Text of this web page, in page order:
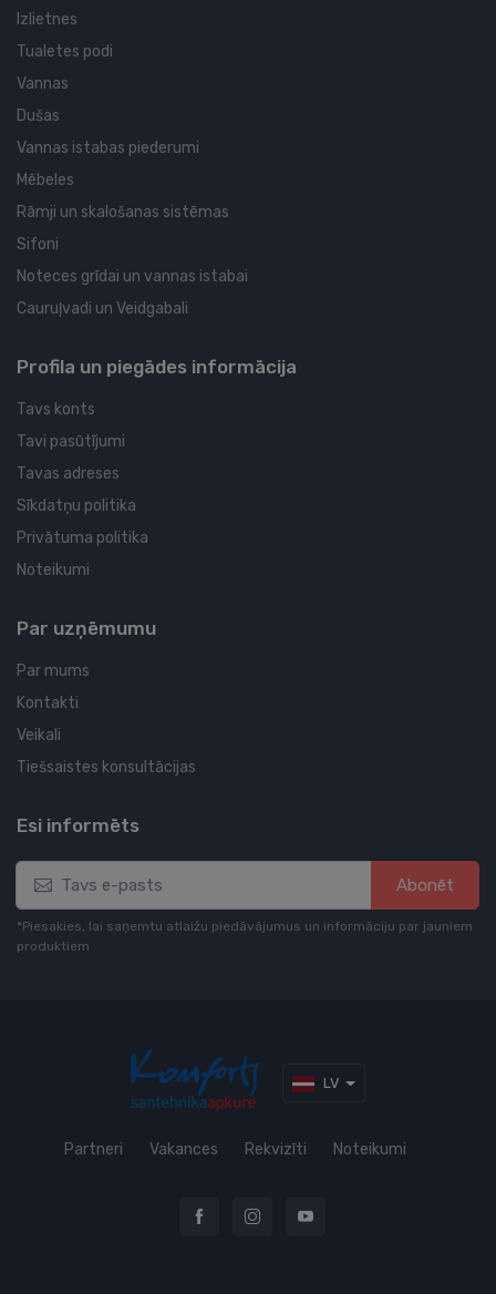
Izlietnes
Tualetes podi
Vannas
Dušas
Vannas istabas piederumi
Mēbeles
Rāmji un skalošanas sistēmas
Sifoni
Noteces grīdai un vannas istabai
Cauruļvadi un Veidgabali
Profila un piegādes informācija
Tavs konts
Tavi pasūtījumi
Tavas adreses
Sīkdatņu politika
Privātuma politika
Noteikumi
Par uzņēmumu
Par mums
Kontakti
Veikali
Tiešsaistes konsultācijas
Esi informēts
Abonēt
*Piesakies, lai saņemtu atlaižu piedāvājumus un informāciju par jauniem
produktiem
LV
Partneri Vakances Rekvizīti Noteikumi